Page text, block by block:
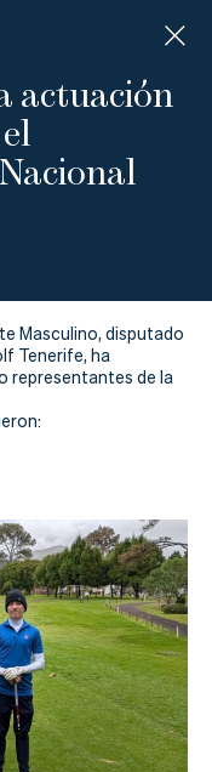
actuación
Masculino, disputado
Tenerife, ha
representantes de la